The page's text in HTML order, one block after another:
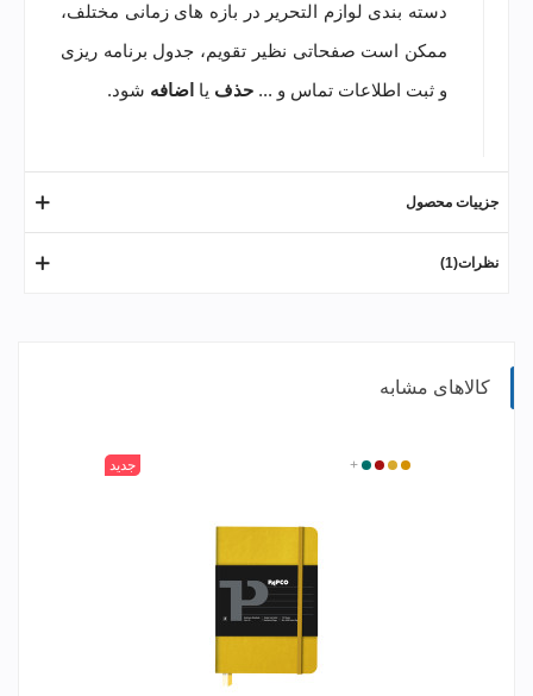
دسته بندی لوازم التحریر در بازه های زمانی مختلف،
ممکن است صفحاتی نظیر تقویم، جدول برنامه ریزی
و ثبت اطلاعات تماس و ... حذف یا اضافه شود.
جزییات محصول
نظرات(1)
کالاهای مشابه
315
400
520
601
+ جدید